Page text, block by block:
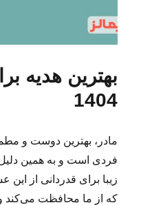
بهترین هدیه
1404
مادر، بهترین دوست و
فردی است و به همین
زیبا برای قدردانی از
که از ما محافظت می‌کند